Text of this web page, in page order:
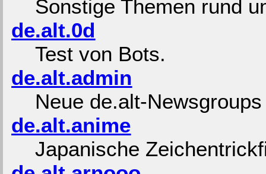
Sonstige Themen rund
de.alt.0d
Test von Bots.
de.alt.admin
Neue de.alt-
de.alt.anime
Japanische